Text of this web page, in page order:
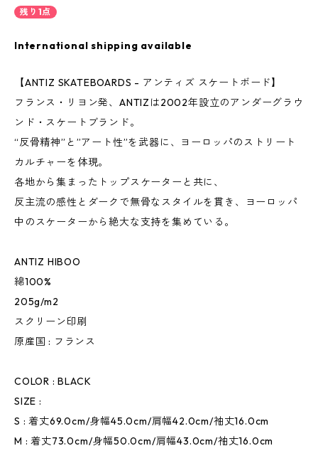
残り1点
International shipping available
【ANTIZ SKATEBOARDS - アンティズ スケートボード】
フランス・リヨン発、ANTIZは2002年設立のアンダーグラウ
ンド・スケートブランド。
“反骨精神”と”アート性”を武器に、ヨーロッパのストリート
カルチャーを体現。
各地から集まったトップスケーターと共に、
反主流の感性とダークで無骨なスタイルを貫き、ヨーロッパ
中のスケーターから絶大な支持を集めている。
ANTIZ HIBOO
綿100%
205g/m2
スクリーン印刷
原産国 : フランス
COLOR : BLACK
SIZE :
S : 着丈69.0cm/身幅45.0cm/肩幅42.0cm/袖丈16.0cm
M : 着丈73.0cm/身幅50.0cm/肩幅43.0cm/袖丈16.0cm